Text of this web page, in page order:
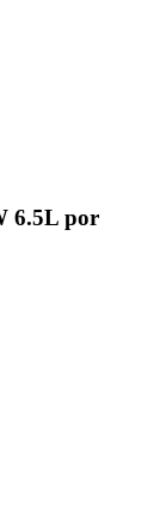
6.5L por